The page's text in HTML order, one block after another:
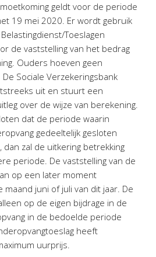
geldt voor de periode
19 mei 2020. Er wordt gebruik
Toeslagen
de vaststelling van het bedrag
Ouders hoeven geen
Sociale Verzekeringsbank
uit en stuurt een
over de wijze van berekening.
dat de periode waarin
gedeeltelijk gesloten
dan zal de uitkering betrekking
periode. De vaststelling van de
op een later moment
maand juni of juli van dit jaar. De
op de eigen bijdrage in de
in de bedoelde periode
heeft
uurprijs.